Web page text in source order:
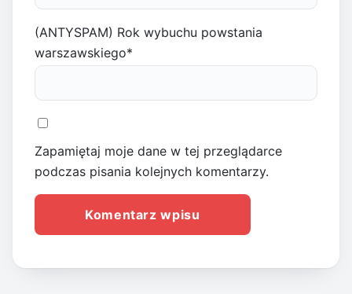
(ANTYSPAM) Rok wybuchu powstania
warszawskiego*
Zapamiętaj moje dane w tej przeglądarce
podczas pisania kolejnych komentarzy.